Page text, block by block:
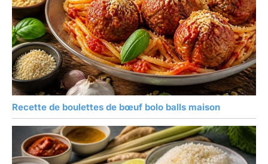
agréable.
Recette de boulettes de bœuf bolo balls maison